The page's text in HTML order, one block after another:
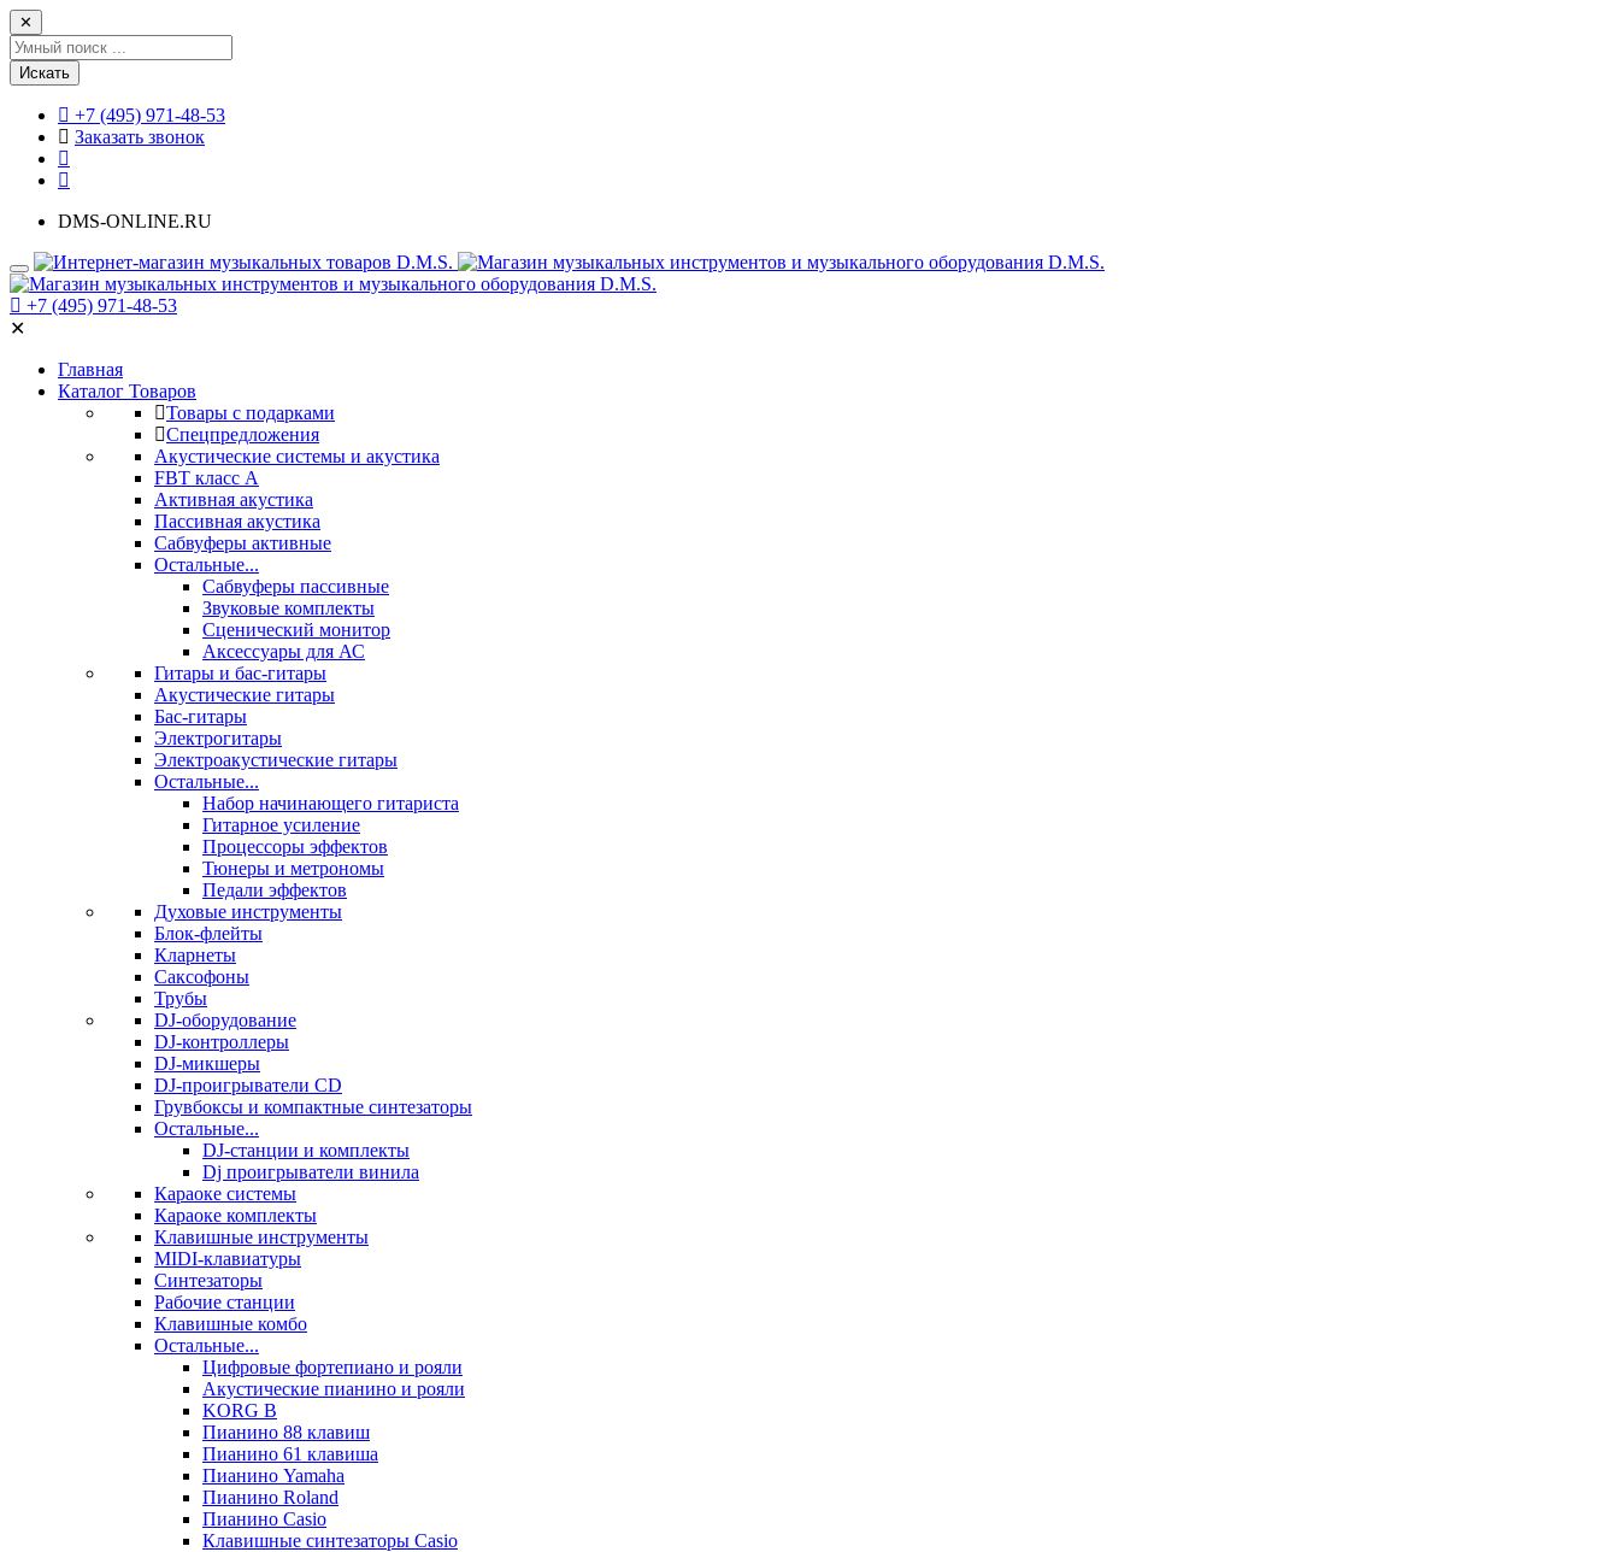
✕
Искать
+7 (495) 971-48-53
Заказать звонок
DMS-ONLINE.RU
+7 (495) 971-48-53
✕
Главная
Каталог Товаров
Товары с подарками
Спецпредложения
Акустические системы и акустика
FBT класс А
Активная акустика
Пассивная акустика
Сабвуферы активные
Остальные...
Сабвуферы пассивные
Звуковые комплекты
Сценический монитор
Аксессуары для АС
Гитары и бас-гитары
Акустические гитары
Бас-гитары
Электрогитары
Электроакустические гитары
Остальные...
Набор начинающего гитариста
Гитарное усиление
Процессоры эффектов
Тюнеры и метрономы
Педали эффектов
Духовые инструменты
Блок-флейты
Кларнеты
Саксофоны
Трубы
DJ-оборудование
DJ-контроллеры
DJ-микшеры
DJ-проигрыватели CD
Грувбоксы и компактные синтезаторы
Остальные...
DJ-станции и комплекты
Dj проигрыватели винила
Караоке системы
Караоке комплекты
Клавишные инструменты
MIDI-клавиатуры
Синтезаторы
Рабочие станции
Клавишные комбо
Остальные...
Цифровые фортепиано и рояли
Акустические пианино и рояли
KORG B
Пианино 88 клавиш
Пианино 61 клавиша
Пианино Yamaha
Пианино Roland
Пианино Casio
Клавишные синтезаторы Casio